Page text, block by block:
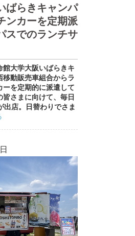
ばらきキャンパ
ンカーを定期派
スでのランチサ
館大学大阪いばらきキ
移動販売車組合からラ
ーを定期的に派遣して
さまに向けて、毎日
出店。日替わりでさま